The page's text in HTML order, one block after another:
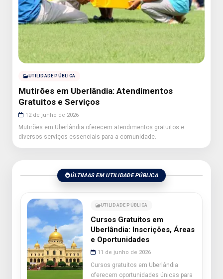
UTILIDADE PÚBLICA
Mutirões em Uberlândia: Atendimentos
Gratuitos e Serviços
12 de junho de 2026
Mutirões em Uberlândia oferecem atendimentos gratuitos e
diversos serviços essenciais para a comunidade.
ÚLTIMAS EM UTILIDADE PÚBLICA
UTILIDADE PÚBLICA
Cursos Gratuitos em
Uberlândia: Inscrições, Áreas
e Oportunidades
11 de junho de 2026
Cursos gratuitos em Uberlândia
oferecem oportunidades únicas para